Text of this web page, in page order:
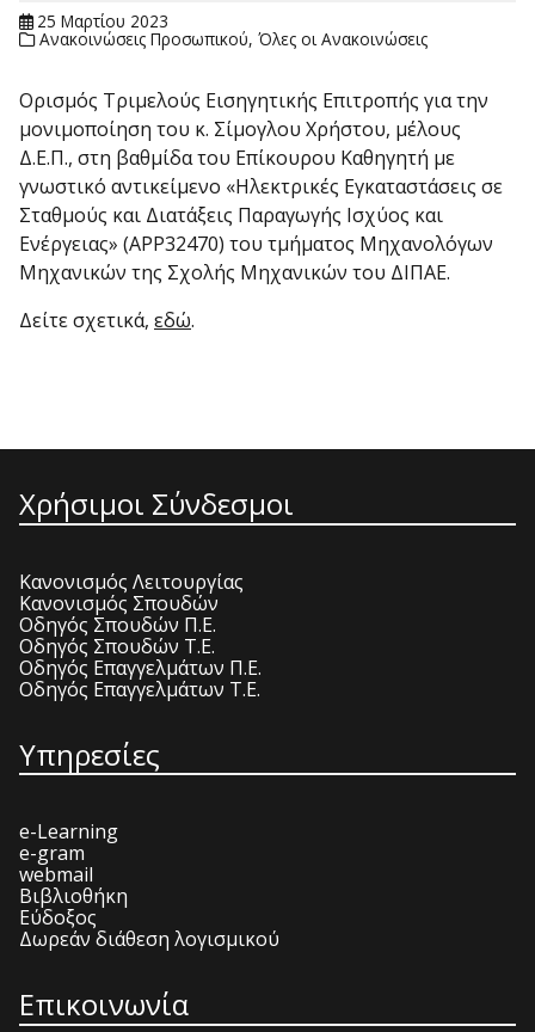
25 Μαρτίου 2023
Ανακοινώσεις Προσωπικού,Όλες οι Ανακοινώσεις
Ορισμός Τριμελούς Εισηγητικής Επιτροπής για την
μονιμοποίηση του κ. Σίμογλου Χρήστου, μέλους
Δ.Ε.Π., στη βαθμίδα του Επίκουρου Καθηγητή με
γνωστικό αντικείμενο «Ηλεκτρικές Εγκαταστάσεις σε
Σταθμούς και Διατάξεις Παραγωγής Ισχύος και
Ενέργειας» (APP32470) του τμήματος Μηχανολόγων
Μηχανικών της Σχολής Μηχανικών του ΔΙΠΑΕ.
Δείτε σχετικά, εδώ.
Χρήσιμοι Σύνδεσμοι
Κανονισμός Λειτουργίας
Κανονισμός Σπουδών
Οδηγός Σπουδών Π.Ε.
Οδηγός Σπουδών Τ.Ε.
Οδηγός Επαγγελμάτων Π.Ε.
Οδηγός Επαγγελμάτων Τ.Ε.
Υπηρεσίες
e-Learning
e-gram
webmail
Βιβλιοθήκη
Εύδοξος
Δωρεάν διάθεση λογισμικού
Επικοινωνία